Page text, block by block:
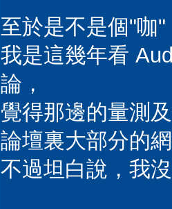
至於是不是個"咖"
我是這幾年看
論，
覺得那邊的量測
論壇裏大部分的
不過坦白說，我